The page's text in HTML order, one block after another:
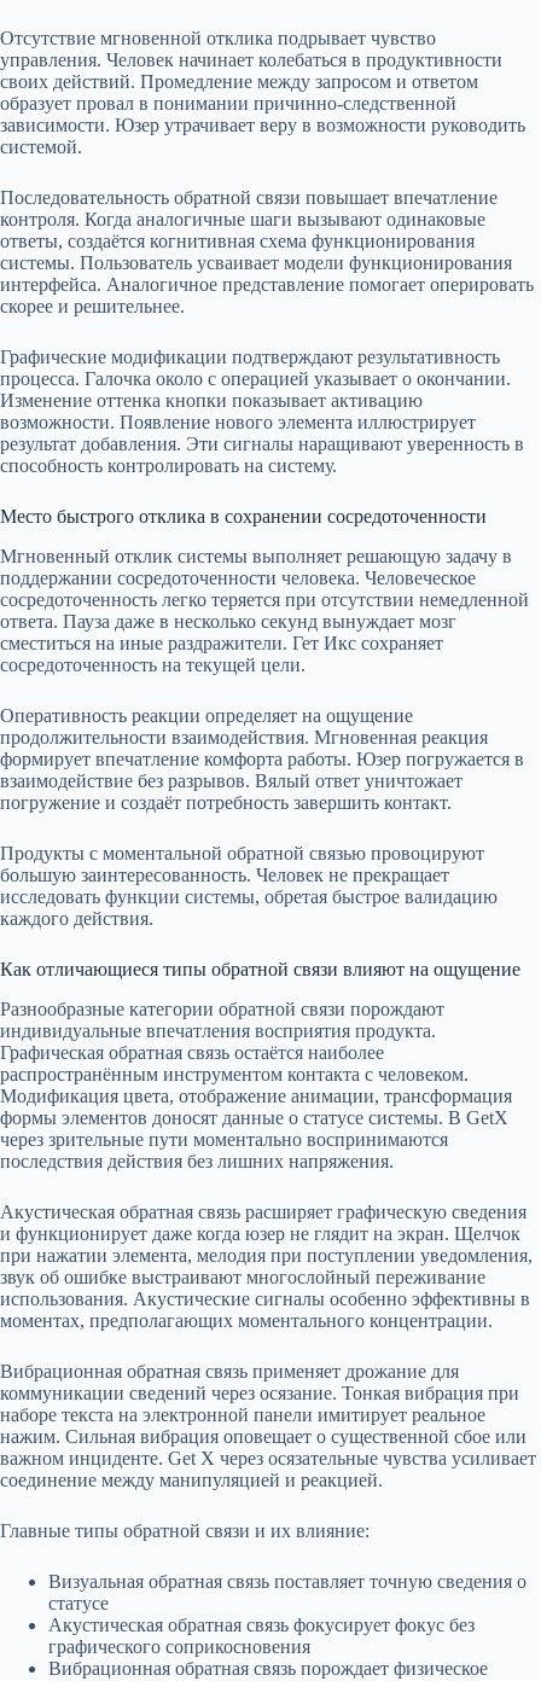
Отсутствие мгновенной отклика подрывает чувство
управления. Человек начинает колебаться в продуктивности
своих действий. Промедление между запросом и ответом
образует провал в понимании причинно-следственной
зависимости. Юзер утрачивает веру в возможности руководить
системой.
Последовательность обратной связи повышает впечатление
контроля. Когда аналогичные шаги вызывают одинаковые
ответы, создаётся когнитивная схема функционирования
системы. Пользователь усваивает модели функционирования
интерфейса. Аналогичное представление помогает оперировать
скорее и решительнее.
Графические модификации подтверждают результативность
процесса. Галочка около с операцией указывает о окончании.
Изменение оттенка кнопки показывает активацию
возможности. Появление нового элемента иллюстрирует
результат добавления. Эти сигналы наращивают уверенность в
способность контролировать на систему.
Место быстрого отклика в сохранении сосредоточенности
Мгновенный отклик системы выполняет решающую задачу в
поддержании сосредоточенности человека. Человеческое
сосредоточенность легко теряется при отсутствии немедленной
ответа. Пауза даже в несколько секунд вынуждает мозг
сместиться на иные раздражители. Гет Икс сохраняет
сосредоточенность на текущей цели.
Оперативность реакции определяет на ощущение
продолжительности взаимодействия. Мгновенная реакция
формирует впечатление комфорта работы. Юзер погружается в
взаимодействие без разрывов. Вялый ответ уничтожает
погружение и создаёт потребность завершить контакт.
Продукты с моментальной обратной связью провоцируют
большую заинтересованность. Человек не прекращает
исследовать функции системы, обретая быстрое валидацию
каждого действия.
Как отличающиеся типы обратной связи влияют на ощущение
Разнообразные категории обратной связи порождают
индивидуальные впечатления восприятия продукта.
Графическая обратная связь остаётся наиболее
распространённым инструментом контакта с человеком.
Модификация цвета, отображение анимации, трансформация
формы элементов доносят данные о статусе системы. В GetX
через зрительные пути моментально воспринимаются
последствия действия без лишних напряжения.
Акустическая обратная связь расширяет графическую сведения
и функционирует даже когда юзер не глядит на экран. Щелчок
при нажатии элемента, мелодия при поступлении уведомления,
звук об ошибке выстраивают многослойный переживание
использования. Акустические сигналы особенно эффективны в
моментах, предполагающих моментального концентрации.
Вибрационная обратная связь применяет дрожание для
коммуникации сведений через осязание. Тонкая вибрация при
наборе текста на электронной панели имитирует реальное
нажим. Сильная вибрация оповещает о существенной сбое или
важном инциденте. Get X через осязательные чувства усиливает
соединение между манипуляцией и реакцией.
Главные типы обратной связи и их влияние:
Визуальная обратная связь поставляет точную сведения о
статусе
Акустическая обратная связь фокусирует фокус без
графического соприкосновения
Вибрационная обратная связь порождает физическое